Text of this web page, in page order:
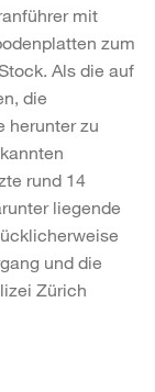
mit
zum
Als die auf
die
herunter zu
rund 14
liegende
und die
Zürich